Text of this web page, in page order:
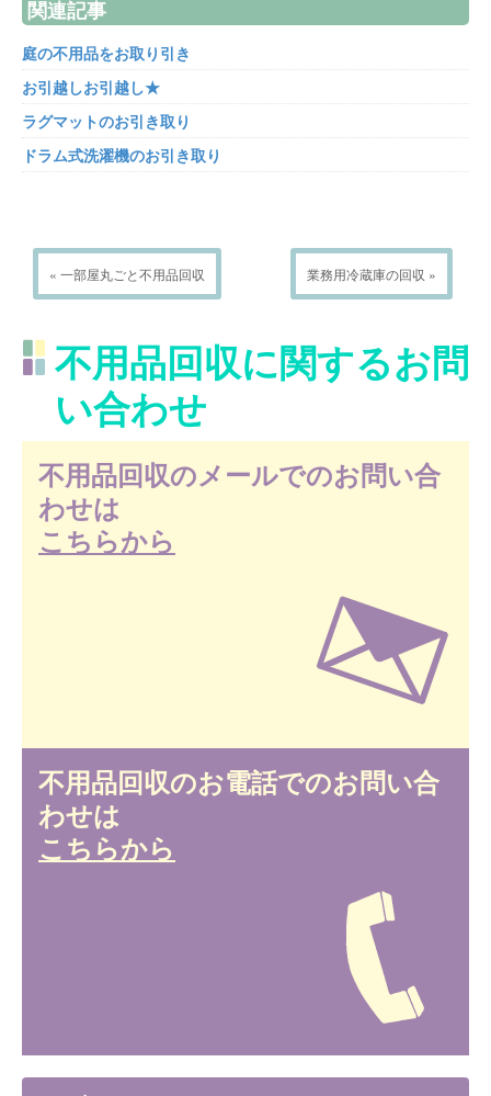
関連記事
庭の不用品をお取り引き
お引越しお引越し★
ラグマットのお引き取り
ドラム式洗濯機のお引き取り
« 一部屋丸ごと不用品回収 業務用冷蔵庫の回収 »
不用品回収に関するお問
い合わせ
不用品回収のメールでのお問い合
わせは
こちらから
不用品回収のお電話でのお問い合
わせは
こちらから